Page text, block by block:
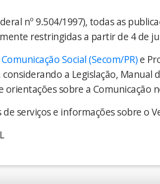
nº 9.504/1997), todas as
restringidas a partir de 4 de
Social (Secom/PR)e
a Legislação, Manual
orientações sobre a Comunicação
serviços e informações sobre o